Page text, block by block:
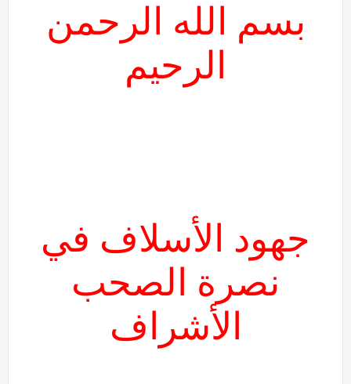
بسم الله الرحمن
الرحيم
جهود الأسلاف في
نصرة الصحب
الأشراف